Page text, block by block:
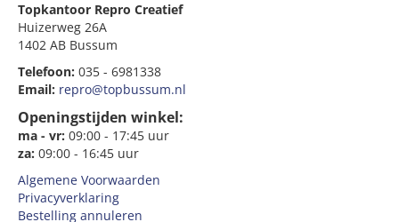
Topkantoor Repro Creatief
Huizerweg 26A
1402 AB Bussum
Telefoon: 035 - 6981338
Email: repro@topbussum.nl
Openingstijden winkel:
ma - vr: 09:00 - 17:45 uur
za: 09:00 - 16:45 uur
Algemene Voorwaarden
Privacyverklaring
Bestelling annuleren